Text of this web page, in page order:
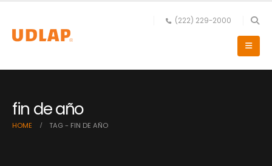
(222) 229-2000
fin de año
HOME TAG - FIN DE AÑO